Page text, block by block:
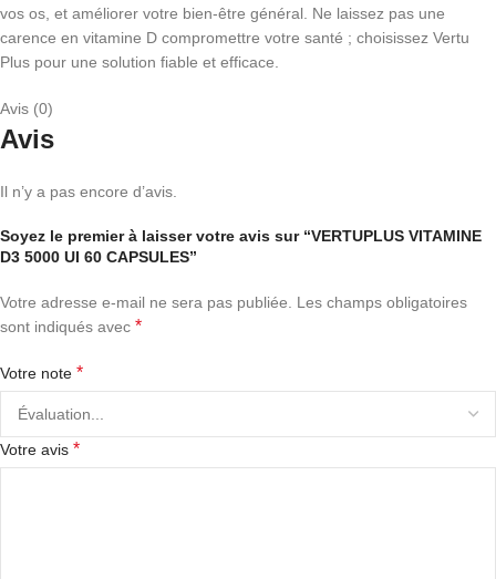
vos os, et améliorer votre bien-être général. Ne laissez pas une
carence en vitamine D compromettre votre santé ; choisissez Vertu
Plus pour une solution fiable et efficace.
Avis (0)
Avis
Il n’y a pas encore d’avis.
Soyez le premier à laisser votre avis sur “VERTUPLUS VITAMINE
D3 5000 UI 60 CAPSULES”
Votre adresse e-mail ne sera pas publiée. Les champs obligatoires
sont indiqués avec *
Votre note *
Votre avis *